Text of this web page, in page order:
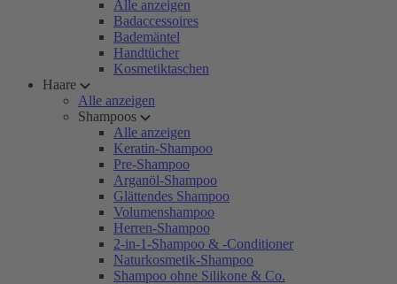
Alle anzeigen
Badaccessoires
Bademäntel
Handtücher
Kosmetiktaschen
Haare
Alle anzeigen
Shampoos
Alle anzeigen
Keratin-Shampoo
Pre-Shampoo
Arganöl-Shampoo
Glättendes Shampoo
Volumenshampoo
Herren-Shampoo
2-in-1-Shampoo & -Conditioner
Naturkosmetik-Shampoo
Shampoo ohne Silikone & Co.